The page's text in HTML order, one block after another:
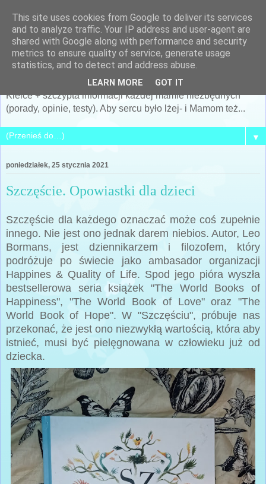
Po prostu MAMA... czyli
Siostra Archeo
Kobieta, Matka, żona... i cały mój świat... + archeologia +
Kielce + szczypta informacji każdej mamie niezbędnych
(porady, opinie, testy). Aby sercu było lżej- i Mamom też...
▼
poniedziałek, 25 stycznia 2021
Szczęście. Opowiastki dla dzieci
Szczęście dla każdego oznaczać może coś zupełnie
innego. Nie jest ono jednak darem niebios. Autor, Leo
Bormans, jest dziennikarzem i filozofem, który
podróżuje po świecie jako ambasador organizacji
Happines & Quality of Life. Spod jego pióra wyszła
bestsellerowa seria książek "The World Books of
Happiness", "The World Book of Love" oraz "The
World Book of Hope". W "Szczęściu", próbuje nas
przekonać, że jest ono niezwykłą wartością, która aby
istnieć, musi być pielęgnowana w człowieku już od
dziecka.
This site uses cookies from Google to deliver its services
and to analyze traffic. Your IP address and user-agent are
shared with Google along with performance and security
metrics to ensure quality of service, generate usage
statistics, and to detect and address abuse.
LEARN MORE GOT IT